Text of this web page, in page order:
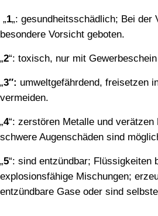
„1„: gesundheitsschädlich; Bei der
besondere Vorsicht geboten.
„2“: toxisch, nur mit
„3″: umweltgefährdend, freisetzen
vermeiden.
„4“: zerstören Metalle und verätzen
schwere Augenschäden sind
„5“: sind entzündbar; Flüssigkeiten
explosionsfähige Mischungen;
entzündbare Gase oder sind